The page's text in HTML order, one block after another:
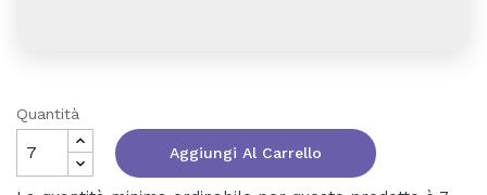
Quantità
Aggiungi Al Carrello